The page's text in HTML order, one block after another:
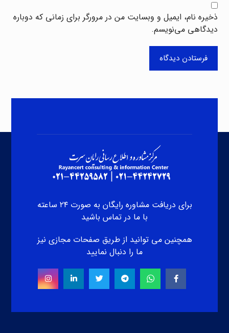
ذخیره نام، ایمیل و وبسایت من در مرورگر برای زمانی که دوباره
دیدگاهی می‌نویسم.
فرستادن دیدگاه
برای دریافت مشاوره رایگان به صورت ۲۴ ساعته
با ما در تماس باشید
همچنین می توانید از طریق صفحات مجازی نیز
ما را دنبال نمایید